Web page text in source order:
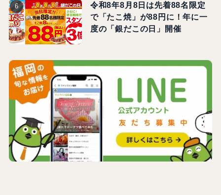
令和8年8月8日は先着88名限定
で「たこ焼」が88円に！年に一
度の「銀だこの日」開催